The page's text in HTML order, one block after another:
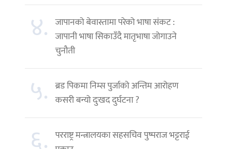
४. जापानको बेवास्तामा परेको भाषा संकट :
जापानी भाषा सिकाउँदै मातृभाषा जोगाउने
चुनौती
५. ब्रड पिकमा निम्स पुर्जाको अन्तिम आरोहण
कसरी बन्यो दुःखद दुर्घटना ?
परराष्ट्र मन्त्रालयका सहसचिव पुष्पराज भट्टराई